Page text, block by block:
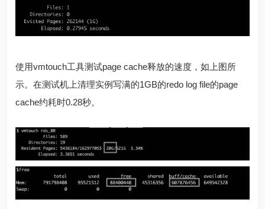
使用vmtouch工具测试page cache释放的速度，如上图所
示。在测试机上清理实例写满的1GB的redo log file的page
cache约耗时0.28秒。